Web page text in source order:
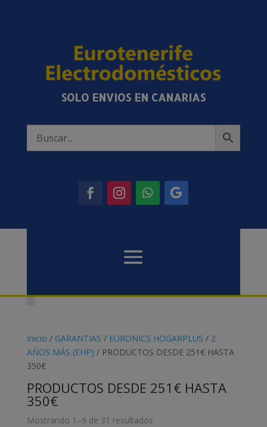
SOLO ENVIOS EN CANARIAS
Inicio / GARANTIAS / EURONICS HOGARPLUS / 2
AÑOS MÁS (EHP) / PRODUCTOS DESDE 251€ HASTA
350€
PRODUCTOS DESDE 251€ HASTA
350€
Mostrando 1–9 de 31 resultados